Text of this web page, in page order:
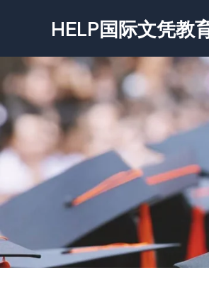
容
HELP国际文凭教